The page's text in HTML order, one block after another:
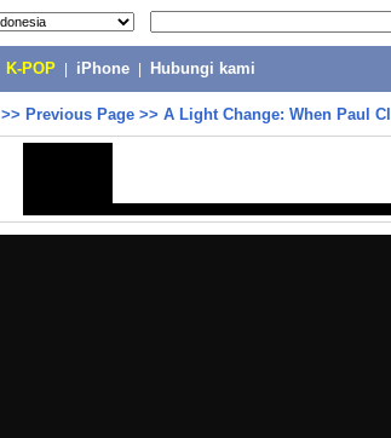
K-POP iPhone Hubungi kami
>> Previous Page >> A Light Change: When Paul